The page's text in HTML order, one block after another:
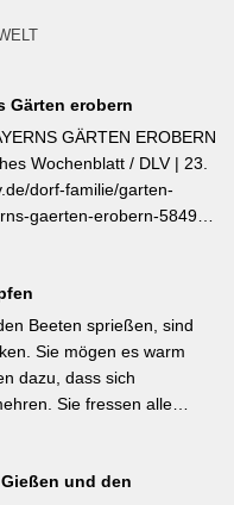
Gärten erobern
GÄRTEN EROBERN
Wochenblatt / DLV | 23.
dorf-familie/garten-
gaerten-erobern-584991
von Frühsommer bis
für Balkonkästen und
des Jahres 2026
ihr intensiv
und ab Juni durchgehend
auf regional empfohlene
Beeten sprießen, sind
Sie mögen es warm
dazu, dass sich
Sie fressen alle
und den